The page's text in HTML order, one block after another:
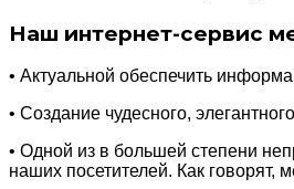
Наш интернет-сервис
• Актуальной обеспечить
• Создание чудесного,
• Одной из в большей степени
наших посетителей. Как